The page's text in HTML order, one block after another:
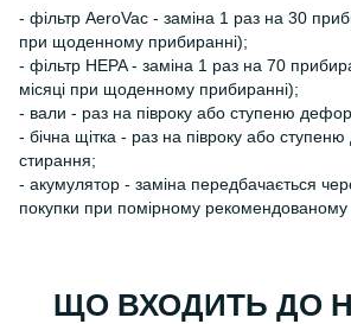
- фільтр AeroVac - заміна 1 раз на 30
при щоденному прибиранні);
- фільтр HEPA - заміна 1 раз на 70
місяці при щоденному прибиранні);
- вали - раз на півроку або ступеню
- бічна щітка - раз на півроку або
стирання;
- акумулятор - заміна передбачається
покупки при помірному рекомендованому
ЩО ВХОДИТЬ ДО